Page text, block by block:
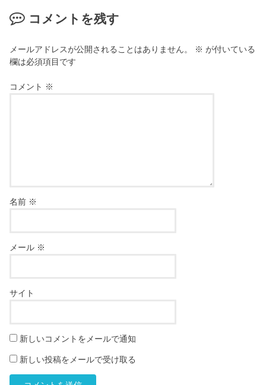
コメントを残す
メールアドレスが公開されることはありません。 ※ が付いている
欄は必須項目です
コメント ※
名前 ※
メール ※
サイト
新しいコメントをメールで通知
新しい投稿をメールで受け取る